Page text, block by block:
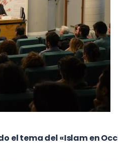
el tema del «Islam en